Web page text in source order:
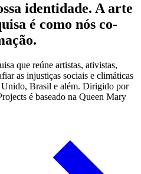
identidade. A arte
é como nós co-
que reúne artistas, ativistas,
as injustiças sociais e climáticas
Unido, Brasil e além. Dirigido por
é baseado na Queen Mary